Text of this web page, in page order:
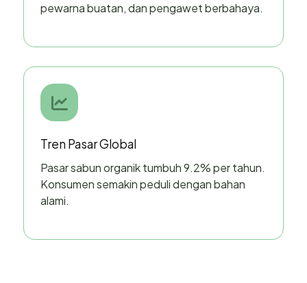
pewarna buatan, dan pengawet berbahaya.
Tren Pasar Global
Pasar sabun organik tumbuh 9.2% per tahun.
Konsumen semakin peduli dengan bahan
alami.